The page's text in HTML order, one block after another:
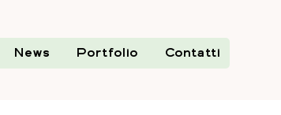
News Portfolio Contatti